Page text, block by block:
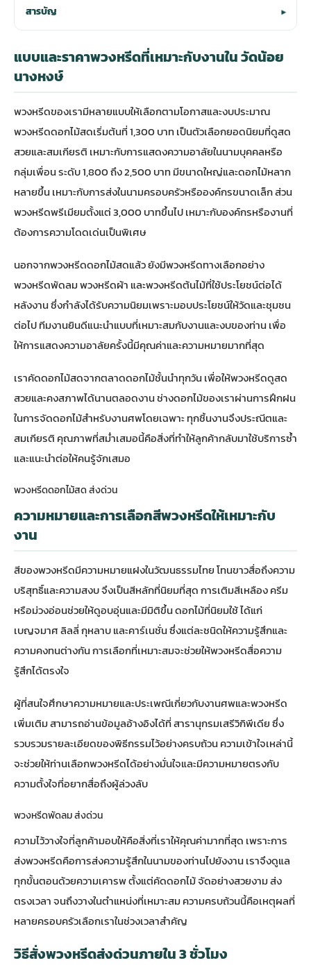
สารบัญ ▾
แบบและราคาพวงหรีดที่เหมาะกับงานใน วัดน้อย
นางหงษ์
พวงหรีดของเรามีหลายแบบให้เลือกตามโอกาสและงบประมาณ
พวงหรีดดอกไม้สดเริ่มต้นที่ 1,300 บาท เป็นตัวเลือกยอดนิยมที่ดูสด
สวยและสมเกียรติ เหมาะกับการแสดงความอาลัยในนามบุคคลหรือ
กลุ่มเพื่อน ระดับ 1,800 ถึง 2,500 บาท มีขนาดใหญ่และดอกไม้หลาก
หลายขึ้น เหมาะกับการส่งในนามครอบครัวหรือองค์กรขนาดเล็ก ส่วน
พวงหรีดพรีเมียมตั้งแต่ 3,000 บาทขึ้นไป เหมาะกับองค์กรหรืองานที่
ต้องการความโดดเด่นเป็นพิเศษ
นอกจากพวงหรีดดอกไม้สดแล้ว ยังมีพวงหรีดทางเลือกอย่าง
พวงหรีดพัดลม พวงหรีดผ้า และพวงหรีดต้นไม้ที่ใช้ประโยชน์ต่อได้
หลังงาน ซึ่งกำลังได้รับความนิยมเพราะมอบประโยชน์ให้วัดและชุมชน
ต่อไป ทีมงานยินดีแนะนำแบบที่เหมาะสมกับงานและงบของท่าน เพื่อ
ให้การแสดงความอาลัยครั้งนี้มีคุณค่าและความหมายมากที่สุด
เราคัดดอกไม้สดจากตลาดดอกไม้ชั้นนำทุกวัน เพื่อให้พวงหรีดดูสด
สวยและคงสภาพได้นานตลอดงาน ช่างดอกไม้ของเราผ่านการฝึกฝน
ในการจัดดอกไม้สำหรับงานศพโดยเฉพาะ ทุกชิ้นงานจึงประณีตและ
สมเกียรติ คุณภาพที่สม่ำเสมอนี้คือสิ่งที่ทำให้ลูกค้ากลับมาใช้บริการซ้ำ
และแนะนำต่อให้คนรู้จักเสมอ
พวงหรีดดอกไม้สด ส่งด่วน
ความหมายและการเลือกสีพวงหรีดให้เหมาะกับ
งาน
สีของพวงหรีดมีความหมายแฝงในวัฒนธรรมไทย โทนขาวสื่อถึงความ
บริสุทธิ์และความสงบ จึงเป็นสีหลักที่นิยมที่สุด การเติมสีเหลือง ครีม
หรือม่วงอ่อนช่วยให้ดูอบอุ่นและมีมิติขึ้น ดอกไม้ที่นิยมใช้ ได้แก่
เบญจมาศ ลิลลี่ กุหลาบ และคาร์เนชั่น ซึ่งแต่ละชนิดให้ความรู้สึกและ
ความคงทนต่างกัน การเลือกที่เหมาะสมจะช่วยให้พวงหรีดสื่อความ
รู้สึกได้ตรงใจ
ผู้ที่สนใจศึกษาความหมายและประเพณีเกี่ยวกับงานศพและพวงหรีด
เพิ่มเติม สามารถอ่านข้อมูลอ้างอิงได้ที่สารานุกรมเสรีวิกิพีเดียซึ่ง
รวบรวมรายละเอียดของพิธีกรรมไว้อย่างครบถ้วน ความเข้าใจเหล่านี้
จะช่วยให้ท่านเลือกพวงหรีดได้อย่างมั่นใจและมีความหมายตรงกับ
ความตั้งใจที่อยากสื่อถึงผู้ล่วงลับ
พวงหรีดพัดลม ส่งด่วน
ความไว้วางใจที่ลูกค้ามอบให้คือสิ่งที่เราให้คุณค่ามากที่สุด เพราะการ
ส่งพวงหรีดคือการส่งความรู้สึกในนามของท่านไปยังงาน เราจึงดูแล
ทุกขั้นตอนด้วยความเคารพ ตั้งแต่คัดดอกไม้ จัดอย่างสวยงาม ส่ง
ตรงเวลา จนถึงวางในตำแหน่งที่เหมาะสม ความครบถ้วนนี้คือเหตุผลที่
หลายครอบครัวเลือกเราในช่วงเวลาสำคัญ
วิธีสั่งพวงหรีดส่งด่วนภายใน 3 ชั่วโมง